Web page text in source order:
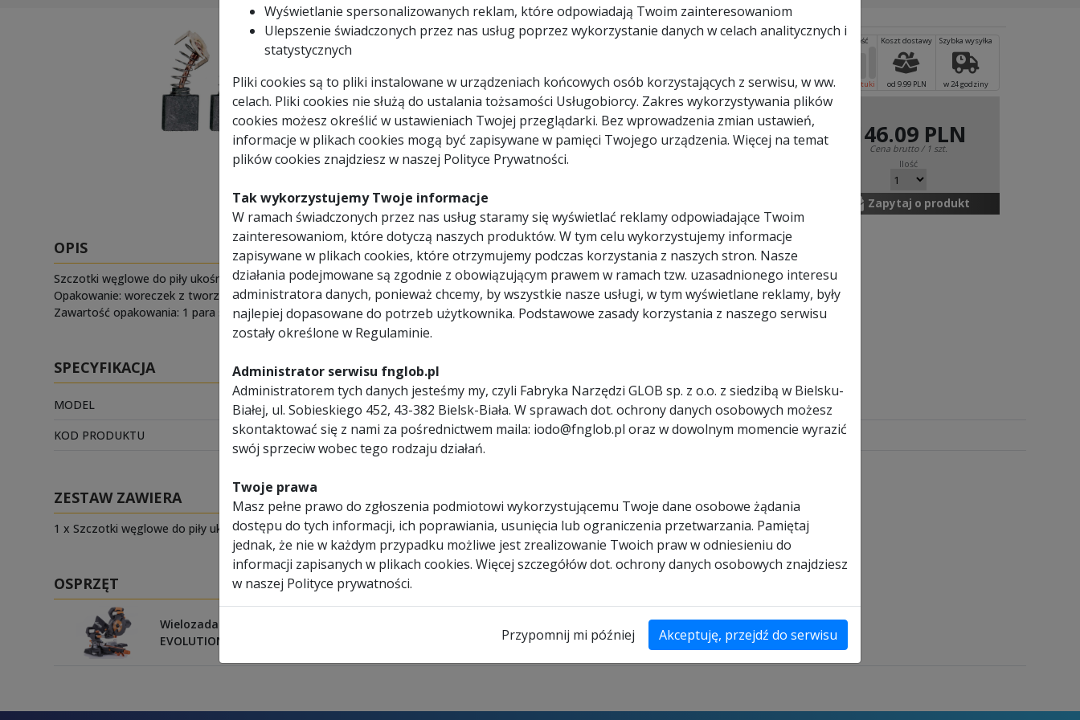
Wyświetlanie spersonalizowanych reklam, które odpowiadają Twoim zainteresowaniom
Ulepszenie świadczonych przez nas usług poprzez wykorzystanie danych w celach analitycznych i
statystycznych
Pliki cookies są to pliki instalowane w urządzeniach końcowych osób korzystających z serwisu, w ww.
celach. Pliki cookies nie służą do ustalania tożsamości Usługobiorcy. Zakres wykorzystywania plików
cookies możesz określić w ustawieniach Twojej przeglądarki. Bez wprowadzenia zmian ustawień,
informacje w plikach cookies mogą być zapisywane w pamięci Twojego urządzenia. Więcej na temat
plików cookies znajdziesz w naszej Polityce Prywatności.
Tak wykorzystujemy Twoje informacje
W ramach świadczonych przez nas usług staramy się wyświetlać reklamy odpowiadające Twoim
zainteresowaniom, które dotyczą naszych produktów. W tym celu wykorzystujemy informacje
zapisywane w plikach cookies, które otrzymujemy podczas korzystania z naszych stron. Nasze
działania podejmowane są zgodnie z obowiązującym prawem w ramach tzw. uzasadnionego interesu
administratora danych, ponieważ chcemy, by wszystkie nasze usługi, w tym wyświetlane reklamy, były
najlepiej dopasowane do potrzeb użytkownika. Podstawowe zasady korzystania z naszego serwisu
zostały określone w Regulaminie.
Administrator serwisu fnglob.pl
Administratorem tych danych jesteśmy my, czyli Fabryka Narzędzi GLOB sp. z o.o. z siedzibą w Bielsku-
Białej, ul. Sobieskiego 452, 43-382 Bielsk-Biała. W sprawach dot. ochrony danych osobowych możesz
skontaktować się z nami za pośrednictwem maila: iodo@fnglob.pl oraz w dowolnym momencie wyrazić
swój sprzeciw wobec tego rodzaju działań.
Twoje prawa
Masz pełne prawo do zgłoszenia podmiotowi wykorzystującemu Twoje dane osobowe żądania
dostępu do tych informacji, ich poprawiania, usunięcia lub ograniczenia przetwarzania. Pamiętaj
jednak, że nie w każdym przypadku możliwe jest zrealizowanie Twoich praw w odniesieniu do
informacji zapisanych w plikach cookies. Więcej szczegółów dot. ochrony danych osobowych znajdziesz
w naszej Polityce prywatności.
Przypomnij mi później Akceptuję, przejdź do serwisu
EVO-046-0113
prowadnicami R185SMS (para). od 9.99 PLN w 24 godziny
146.09 PLN
Zapytaj o produkt
OPIS
Szczotki węglowe do piły ukośnej z prowadnicami Evolution Power Tools R185SMS.
Opakowanie: woreczek z tworzywa sztucznego.
Zawartość opakowania: 1 para szczotek węglowych.
SPECYFIKACJA
MODEL
046-0113
KOD PRODUKTU
EVO-046-0113
ZESTAW ZAWIERA
1 x Szczotki węglowe do piły ukośnej z prowadnicami R185SMS (para).
OSPRZĘT
Wielozadaniowa piła ukośna z prowadnicami
EVOLUTION R185SMS PLUS z tarczą 185mm
646.34 PLN
795.00 PLN
szt.